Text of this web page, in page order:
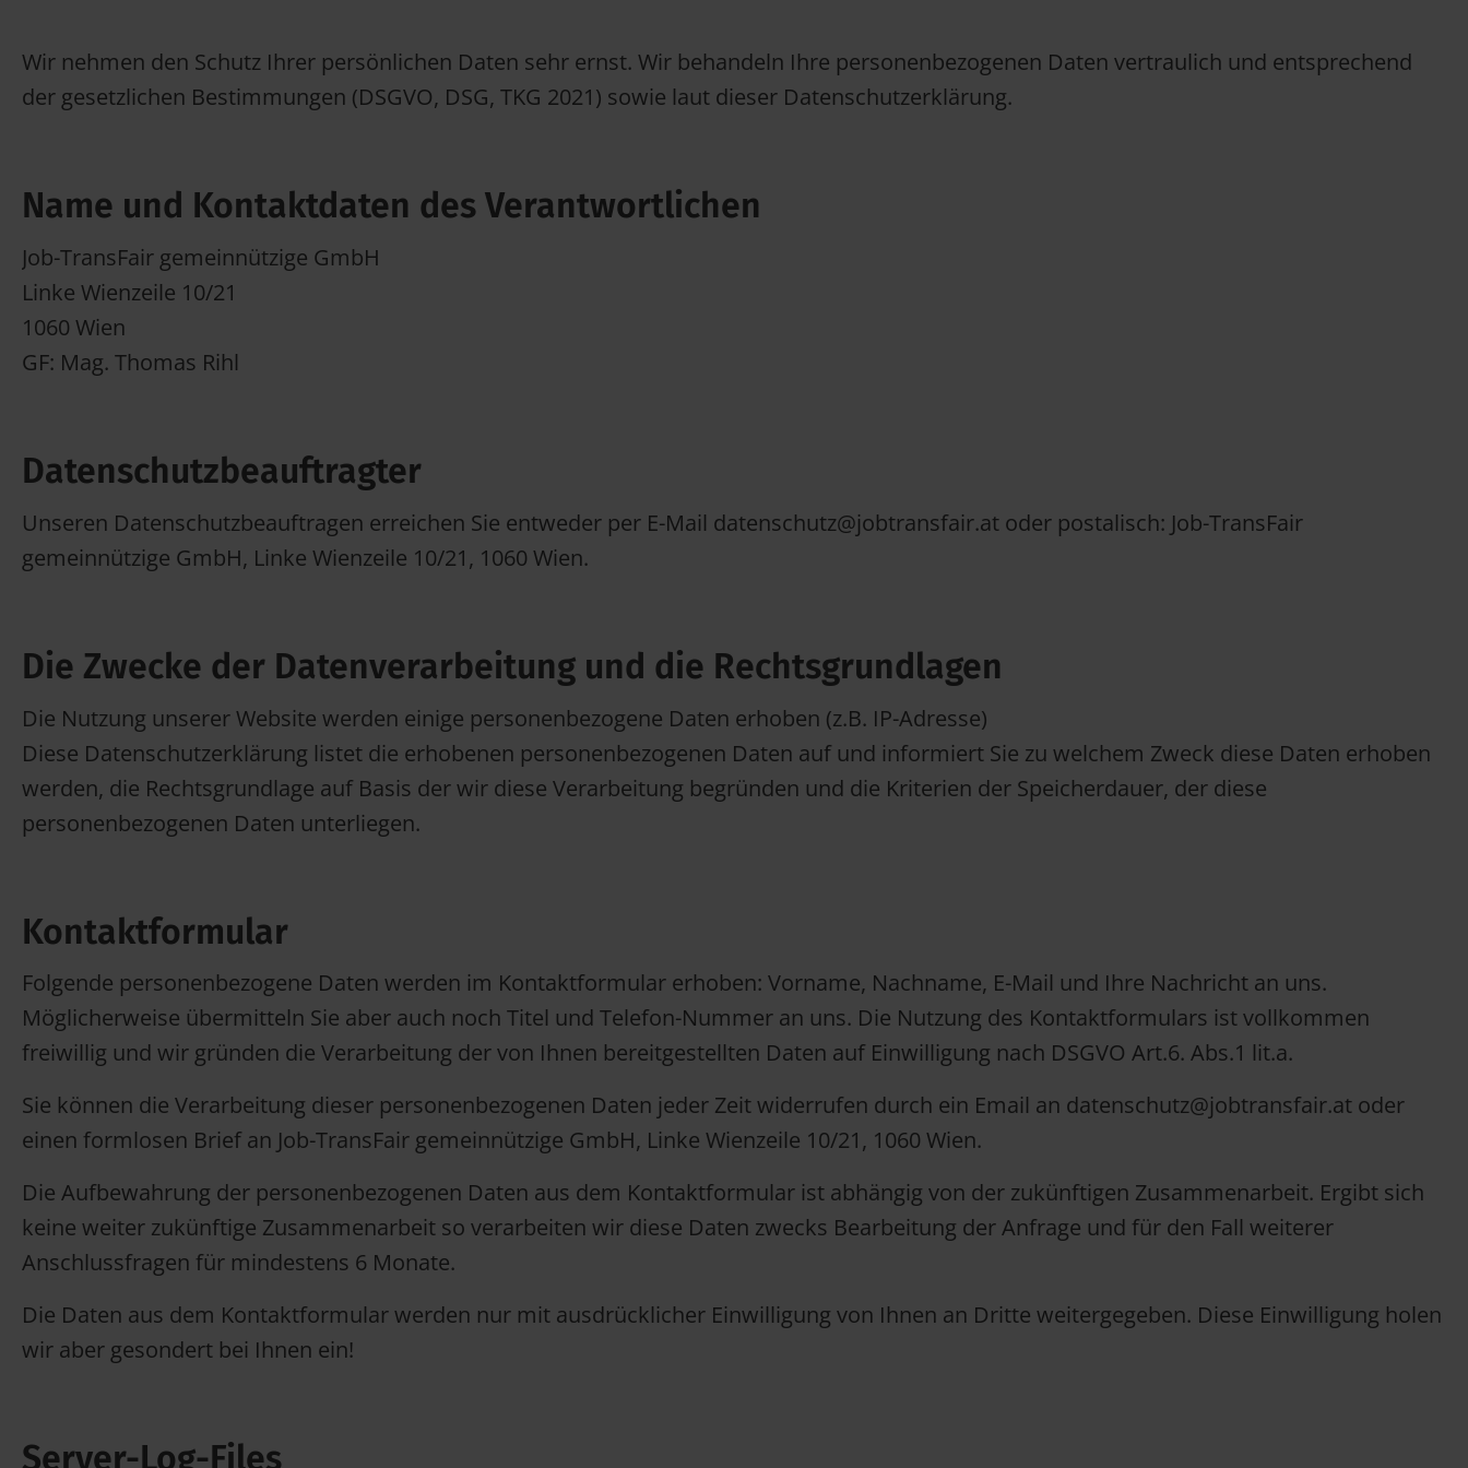
Wir nehmen den Schutz Ihrer persönlichen Daten sehr ernst. Wir behandeln Ihre personenbezogenen Daten vertraulich und entsprechend
der gesetzlichen Bestimmungen (DSGVO, DSG, TKG 2021) sowie laut dieser Datenschutzerklärung.
Name und Kontaktdaten des Verantwortlichen
Job-TransFair gemeinnützige GmbH
Linke Wienzeile 10/21
1060 Wien
GF: Mag. Thomas Rihl
Datenschutzbeauftragter
Unseren Datenschutzbeauftragen erreichen Sie entweder per E-Mail datenschutz@jobtransfair.at oder postalisch: Job-TransFair
gemeinnützige GmbH, Linke Wienzeile 10/21, 1060 Wien.
Die Zwecke der Datenverarbeitung und die Rechtsgrundlagen
Die Nutzung unserer Website werden einige personenbezogene Daten erhoben (z.B. IP-Adresse)
Diese Datenschutzerklärung listet die erhobenen personenbezogenen Daten auf und informiert Sie zu welchem Zweck diese Daten erhoben
werden, die Rechtsgrundlage auf Basis der wir diese Verarbeitung begründen und die Kriterien der Speicherdauer, der diese
personenbezogenen Daten unterliegen.
Kontaktformular
Folgende personenbezogene Daten werden im Kontaktformular erhoben: Vorname, Nachname, E-Mail und Ihre Nachricht an uns.
Möglicherweise übermitteln Sie aber auch noch Titel und Telefon-Nummer an uns. Die Nutzung des Kontaktformulars ist vollkommen
freiwillig und wir gründen die Verarbeitung der von Ihnen bereitgestellten Daten auf Einwilligung nach DSGVO Art.6. Abs.1 lit.a.
Sie können die Verarbeitung dieser personenbezogenen Daten jeder Zeit widerrufen durch ein Email an datenschutz@jobtransfair.at oder
einen formlosen Brief an Job-TransFair gemeinnützige GmbH, Linke Wienzeile 10/21, 1060 Wien.
Die Aufbewahrung der personenbezogenen Daten aus dem Kontaktformular ist abhängig von der zukünftigen Zusammenarbeit. Ergibt sich
keine weiter zukünftige Zusammenarbeit so verarbeiten wir diese Daten zwecks Bearbeitung der Anfrage und für den Fall weiterer
Anschlussfragen für mindestens 6 Monate.
Die Daten aus dem Kontaktformular werden nur mit ausdrücklicher Einwilligung von Ihnen an Dritte weitergegeben. Diese Einwilligung holen
wir aber gesondert bei Ihnen ein!
Server-Log-Files